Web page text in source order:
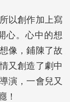
以創作加上寫
心。心中的想
像，鋪陳了故
又創造了劇中
演，一會兒又
！